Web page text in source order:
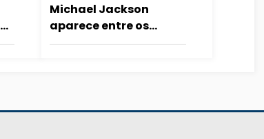
Michael Jackson
aparece entre os
artistas mais